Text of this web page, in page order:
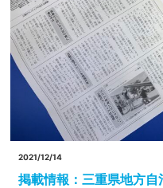
2021/12/14
掲載情報：三重県地方